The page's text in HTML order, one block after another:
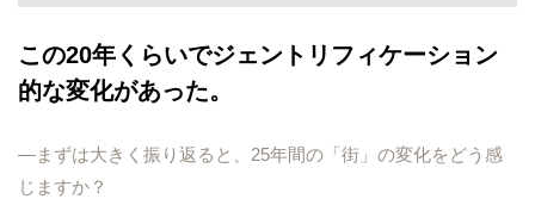
この20年くらいでジェントリフィケーション
的な変化があった。
―まずは大きく振り返ると、25年間の「街」の変化をどう感
じますか？